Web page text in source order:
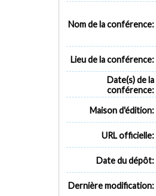
Nom de la conférence:
Lieu de la conférence:
Date(s) de la
conférence:
Maison d'édition:
URL officielle:
Date du dépôt:
Dernière modification: